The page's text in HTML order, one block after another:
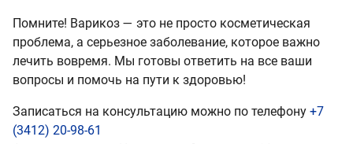
Помните! Варикоз — это не просто косметическая
проблема, а серьезное заболевание, которое важно
лечить вовремя. Мы готовы ответить на все ваши
вопросы и помочь на пути к здоровью!
Записаться на консультацию можно по телефону +7
(3412) 20-98-61